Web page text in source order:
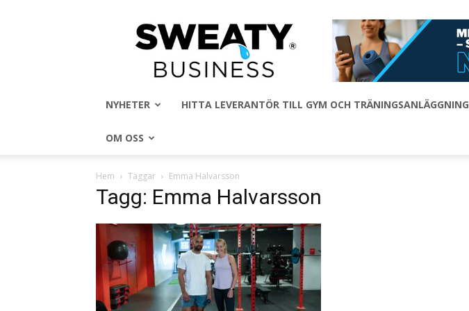
Sweaty
Business
NYHETER HITTA LEVERANTÖR TILL GYM OCH TRÄNINGSANLÄGGNING
OM OSS
Hem Taggar Emma Halvarsson
Tagg: Emma Halvarsson